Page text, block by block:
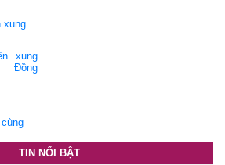
xung
TIN NỔI BẬT